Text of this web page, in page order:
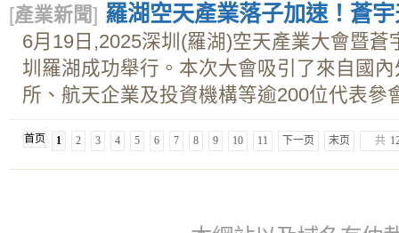
[產業新聞] 羅湖空天產業落子加速！蒼
6月19日,2025深圳(羅湖)空天產業大會暨
圳羅湖成功舉行。本次大會吸引了來自國
所、航天企業及投資機構等逾200位代表參
首页 1 2 3 4 5 6 7 8 9 10 11 下一页 末页 共